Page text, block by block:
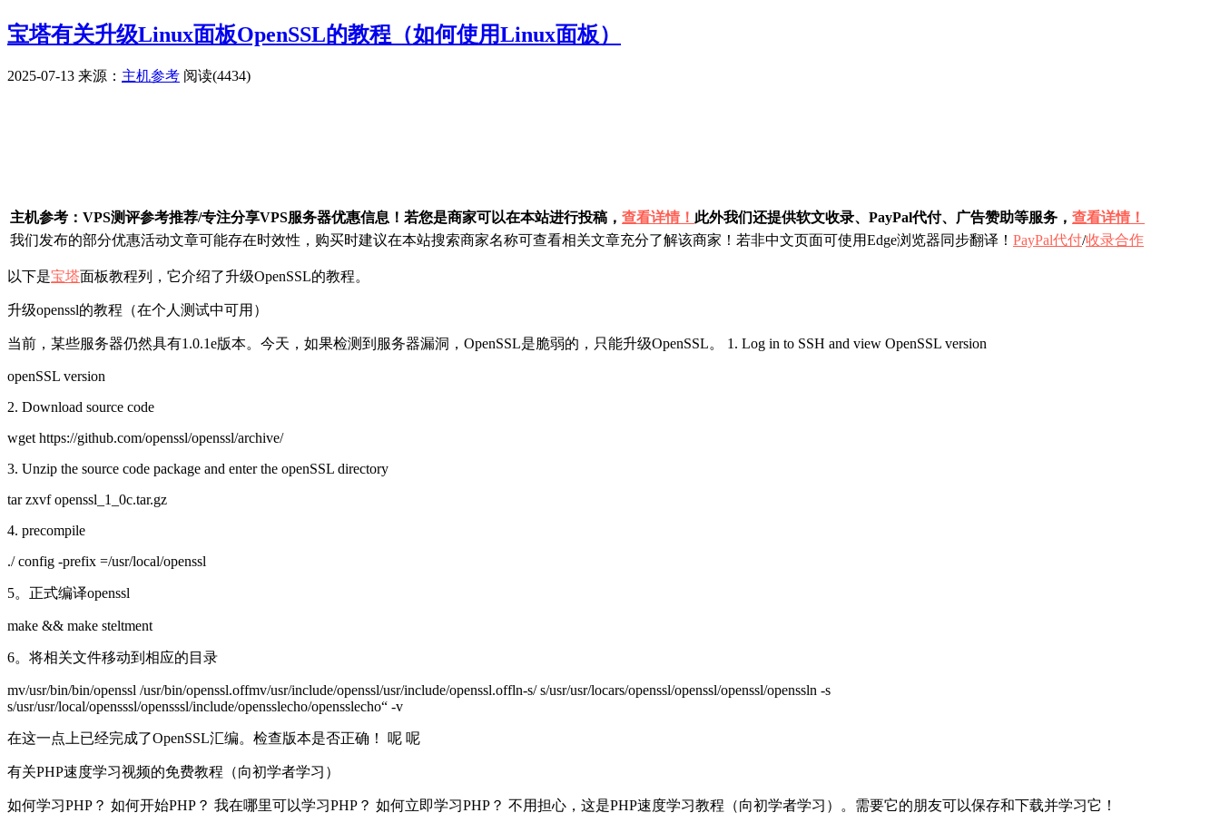
宝塔有关升级Linux面板OpenSSL的教程（如何使用Linux面板）
2025-07-13 来源： 主机参考 阅读(4434)
主机参考：VPS测评参考推荐/专注分享VPS服务器优惠信息！若您是商家可以在本站进行投稿， 查看详情！ 此外我们还提供软文收录、PayPal代付、广告赞助等服务， 查看详情！
我们发布的部分优惠活动文章可能存在时效性，购买时建议在本站搜索商家名称可查看相关文章充分了解该商家！若非中文页面可使用Edge浏览器同步翻译！ PayPal代付/收录合作
以下是宝塔面板教程列，它介绍了升级OpenSSL的教程。
升级openssl的教程​​（在个人测试中可用）
当前，某些服务器仍然具有1.0.1e版本。今天，如果检测到服务器漏洞，OpenSSL是脆弱的，只能升级OpenSSL。 1. Log in to SSH and view OpenSSL version
openSSL version
2. Download source code
wget https://github.com/openssl/openssl/archive/
3. Unzip the source code package and enter the openSSL directory
tar zxvf openssl_1_0c.tar.gz
4. precompile
./ config -prefix =/usr/local/openssl
5。正式编译openssl
make && make steltment
6。将相关文件移动到相应的目录
mv/usr/bin/bin/openssl /usr/bin/openssl.offmv/usr/include/openssl/usr/include/openssl.offln-s/ s/usr/usr/locars/openssl/openssl/openssl/openssln -s
s/usr/usr/local/opensssl/opensssl/include/opensslecho/opensslecho“ -v
在这一点上已经完成了OpenSSL汇编。检查版本是否正确！ 呢 呢
有关PHP速度学习视频的免费教程（向初学者学习）
如何学习PHP？ 如何开始PHP？ 我在哪里可以学习PHP？ 如何立即学习PHP？ 不用担心，这是PHP速度学习教程（向初学者学习）。需要它的朋友可以保存和下载并学习它！